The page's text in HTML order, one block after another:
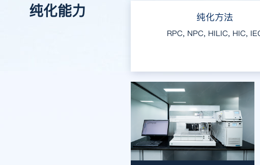
纯化能力 纯化方法
RPC, NPC, HILIC, HIC,